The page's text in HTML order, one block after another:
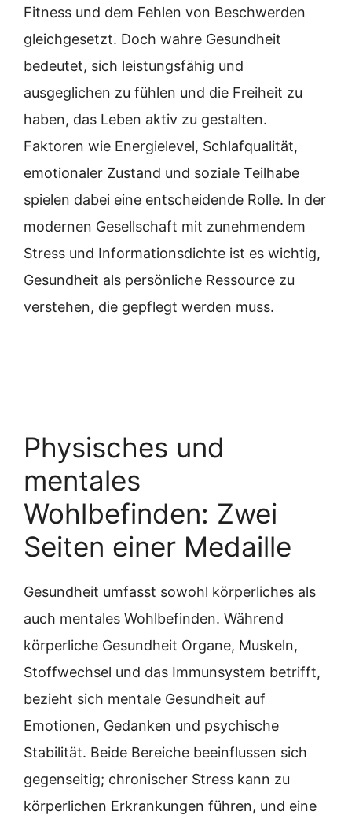
Fitness und dem Fehlen von Beschwerden
gleichgesetzt. Doch wahre Gesundheit
bedeutet, sich leistungsfähig und
ausgeglichen zu fühlen und die Freiheit zu
haben, das Leben aktiv zu gestalten.
Faktoren wie Energielevel, Schlafqualität,
emotionaler Zustand und soziale Teilhabe
spielen dabei eine entscheidende Rolle. In der
modernen Gesellschaft mit zunehmendem
Stress und Informationsdichte ist es wichtig,
Gesundheit als persönliche Ressource zu
verstehen, die gepflegt werden muss.
Physisches und
mentales
Wohlbefinden: Zwei
Seiten einer Medaille
Gesundheit umfasst sowohl körperliches als
auch mentales Wohlbefinden. Während
körperliche Gesundheit Organe, Muskeln,
Stoffwechsel und das Immunsystem betrifft,
bezieht sich mentale Gesundheit auf
Emotionen, Gedanken und psychische
Stabilität. Beide Bereiche beeinflussen sich
gegenseitig; chronischer Stress kann zu
körperlichen Erkrankungen führen, und eine